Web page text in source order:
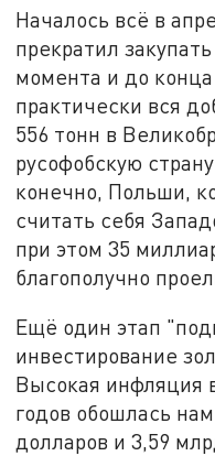
Началось всё в
прекратил
момента и до конца
практически вся
556 тонн в
русофобскую
конечно, Польши,
считать себя
при этом 35
благополучно
Ещё один этап
инвестирование
Высокая инфляция
годов обошлась
долларов и 3,59